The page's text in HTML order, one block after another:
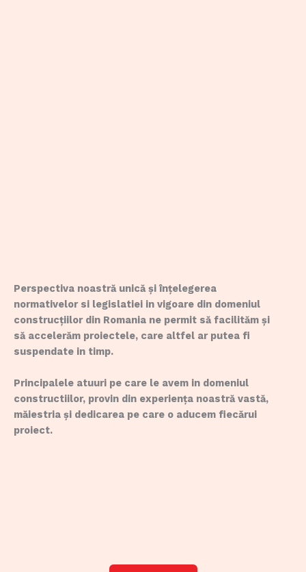
Perspectiva noastră unică și înțelegerea
normativelor si legislatiei in vigoare din domeniul
construcțiilor din Romania ne permit să facilităm și
să accelerăm proiectele, care altfel ar putea fi
suspendate in timp.
Principalele atuuri pe care le avem in domeniul
constructiilor, provin din experiența noastră vastă,
măiestria și dedicarea pe care o aducem fiecărui
proiect.